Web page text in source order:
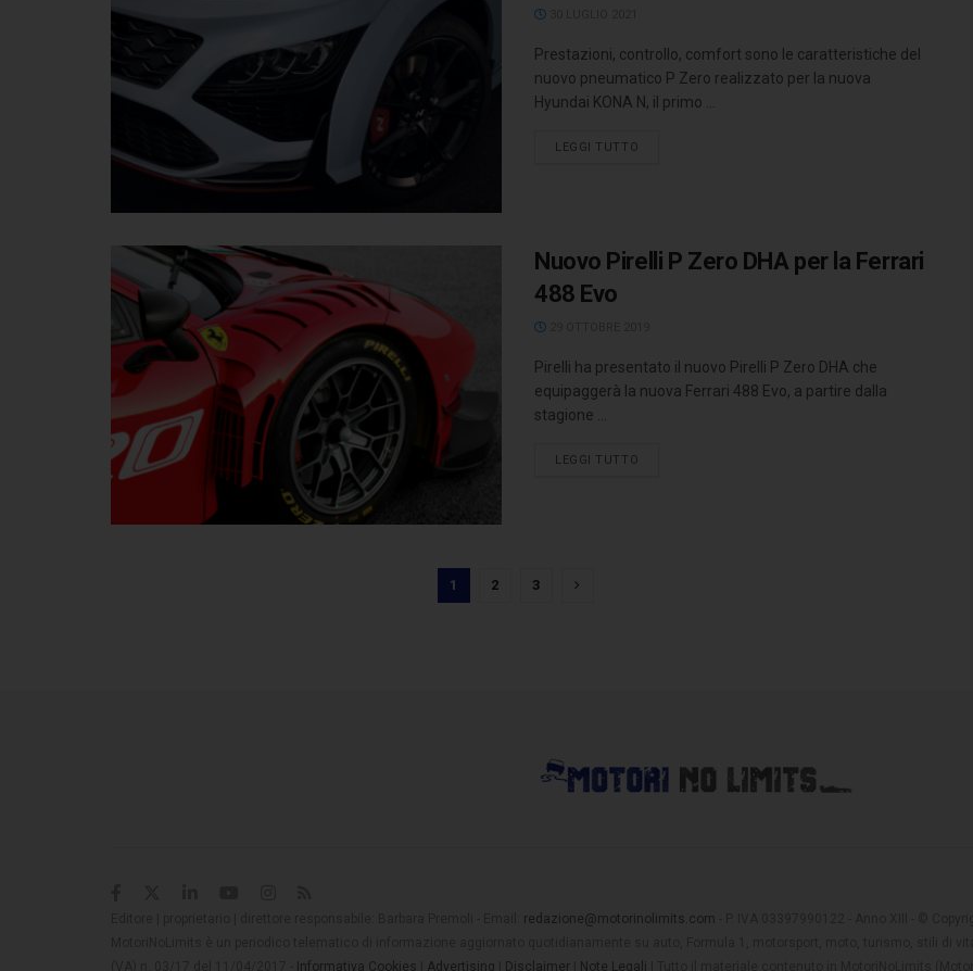
Prestazioni, controllo, comfort sono le caratteristiche del
nuovo pneumatico P Zero realizzato per la nuova
Hyundai KONA N, il primo ...
LEGGI TUTTO
Nuovo Pirelli P Zero DHA per la Ferrari
488 Evo
Pirelli ha presentato il nuovo Pirelli P Zero DHA che
equipaggerà la nuova Ferrari 488 Evo, a partire dalla
stagione ...
LEGGI TUTTO
1 2 3
redazione@motorinolimits.com
Informativa Cookies Advertising Disclaimer Note Legali